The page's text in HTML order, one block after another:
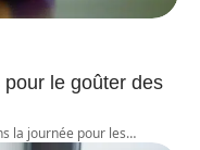
le goûter des
la journée pour les…